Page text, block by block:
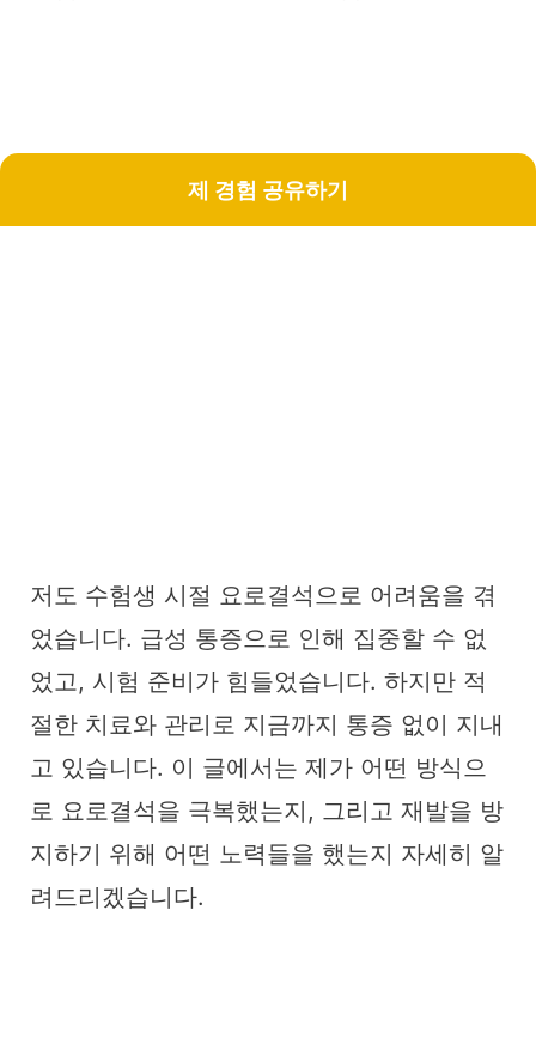
제 경험 공유하기
저도 수험생 시절 요로결석으로 어려움을 겪
었습니다. 급성 통증으로 인해 집중할 수 없
었고, 시험 준비가 힘들었습니다. 하지만 적
절한 치료와 관리로 지금까지 통증 없이 지내
고 있습니다. 이 글에서는 제가 어떤 방식으
로 요로결석을 극복했는지, 그리고 재발을 방
지하기 위해 어떤 노력들을 했는지 자세히 알
려드리겠습니다.